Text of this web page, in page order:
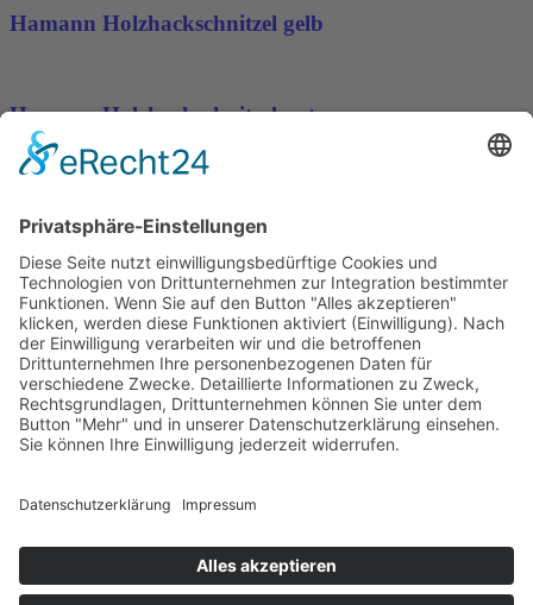
Hamann Holzhackschnitzel gelb
Hamann Holzhackschnitzel natur
Hamann Quarz Einkehrsand
Impressum
Datenschutzerklärung
AGB
© Erden-Lensing 2024 |Wittstockdesign
Search
Startseite
Produkte
Rinden